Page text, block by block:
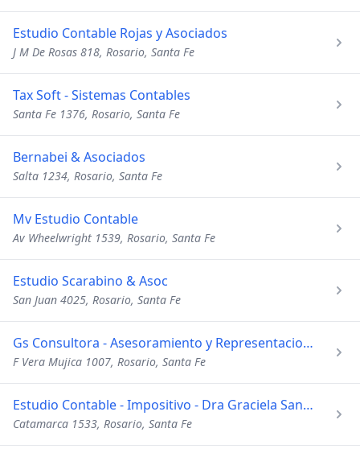
Estudio Contable Rojas y Asociados
J M De Rosas 818, Rosario, Santa Fe
Tax Soft - Sistemas Contables
Santa Fe 1376, Rosario, Santa Fe
Bernabei & Asociados
Salta 1234, Rosario, Santa Fe
Mv Estudio Contable
Av Wheelwright 1539, Rosario, Santa Fe
Estudio Scarabino & Asoc
San Juan 4025, Rosario, Santa Fe
Gs Consultora - Asesoramiento y Representacion Tributaria
F Vera Mujica 1007, Rosario, Santa Fe
Estudio Contable - Impositivo - Dra Graciela Sanchez Garcia
Catamarca 1533, Rosario, Santa Fe